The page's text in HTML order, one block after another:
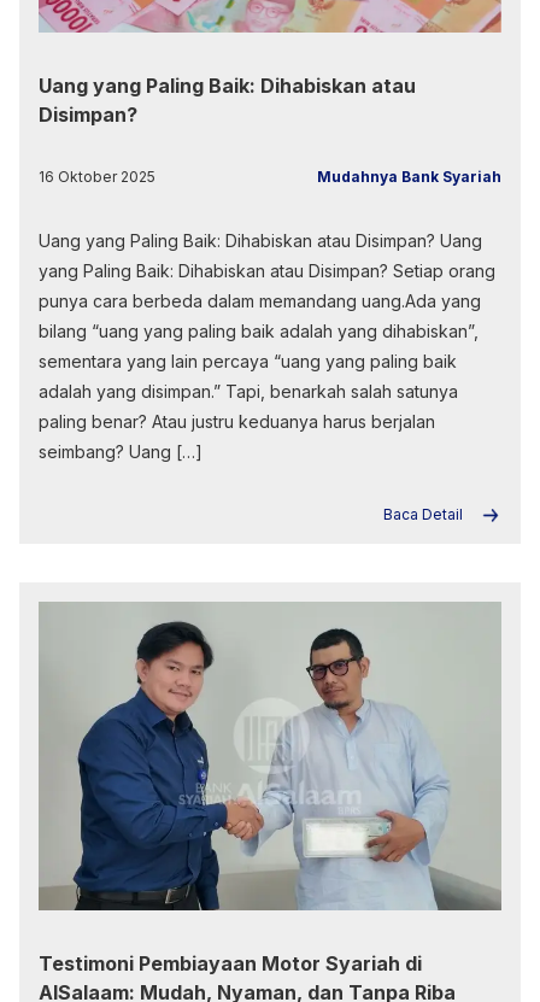
Uang yang Paling Baik: Dihabiskan atau
Disimpan?
16 Oktober 2025 Mudahnya Bank Syariah
Uang yang Paling Baik: Dihabiskan atau Disimpan? Uang
yang Paling Baik: Dihabiskan atau Disimpan? Setiap orang
punya cara berbeda dalam memandang uang.Ada yang
bilang “uang yang paling baik adalah yang dihabiskan”,
sementara yang lain percaya “uang yang paling baik
adalah yang disimpan.” Tapi, benarkah salah satunya
paling benar? Atau justru keduanya harus berjalan
seimbang? Uang […]
Baca Detail
Testimoni Pembiayaan Motor Syariah di
AlSalaam: Mudah, Nyaman, dan Tanpa Riba